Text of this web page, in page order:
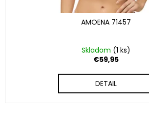
AMOENA 71457
Skladom (1 ks)
€59,95
DETAIL